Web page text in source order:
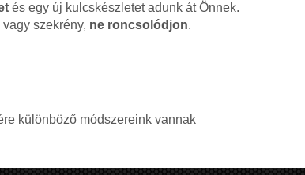
és egy új kulcskészletet adunk át Önnek.
szekrény, ne roncsolódjon.
különböző módszereink vannak